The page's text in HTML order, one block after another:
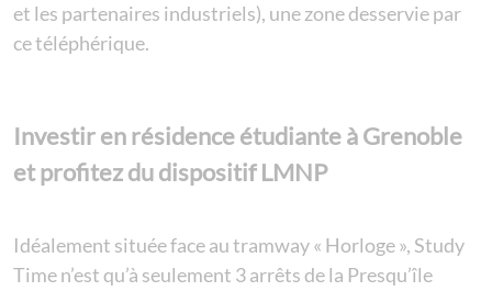
et les partenaires industriels), une zone desservie par
ce téléphérique.
Investir en résidence étudiante à Grenoble
et profitez du dispositif LMNP
Idéalement située face au tramway « Horloge », Study
Time n’est qu’à seulement 3 arrêts de la Presqu’île